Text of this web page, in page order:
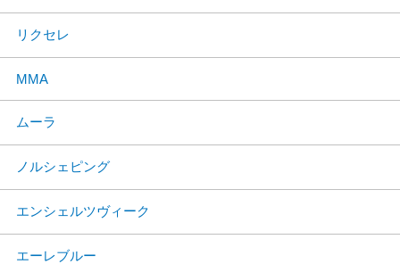
リクセレ
MMA
ムーラ
ノルシェピング
エンシェルツヴィーク
エーレブルー